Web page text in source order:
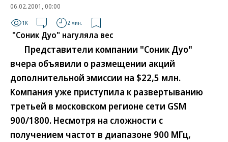
06.02.2001, 00:00
1K 2 мин.
"Соник Дуо" нагуляла вес
Представители компании "Соник Дуо"
вчера объявили о размещении акций
дополнительной эмиссии на $22,5 млн.
Компания уже приступила к развертыванию
третьей в московском регионе сети GSM
900/1800. Несмотря на сложности с
получением частот в диапазоне 900 МГц,